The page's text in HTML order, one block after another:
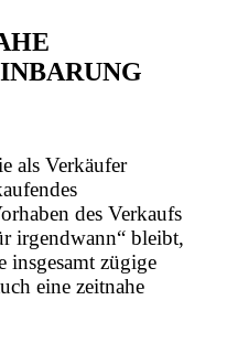
als Verkäufer
des Verkaufs
irgendwann“ bleibt,
insgesamt zügige
eine zeitnahe